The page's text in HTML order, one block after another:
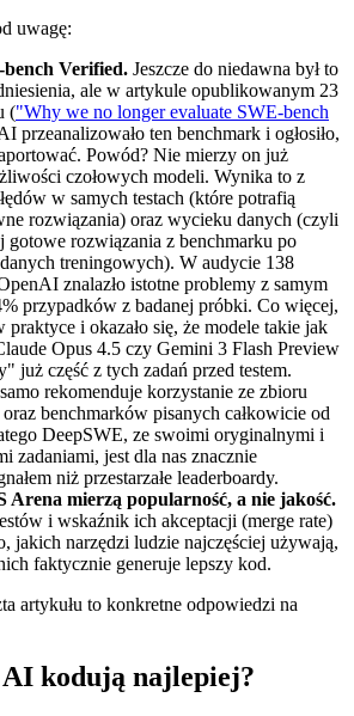
uwagę:
Verified. Jeszcze do niedawna był to
ale w artykule opublikowanym 23
("Why we no longer evaluate SWE-bench
przeanalizowało ten benchmark i ogłosiło,
Powód? Nie mierzy on już
czołowych modeli. Wynika to z
w samych testach (które potrafią
rozwiązania) oraz wycieku danych (czyli
gotowe rozwiązania z benchmarku po
treningowych). W audycie 138
znalazło istotne problemy z samym
przypadków z badanej próbki. Co więcej,
praktyce i okazało się, że modele takie jak
Opus 4.5 czy Gemini 3 Flash Preview
już część z tych zadań przed testem.
rekomenduje korzystanie ze zbioru
benchmarków pisanych całkowicie od
DeepSWE, ze swoimi oryginalnymi i
zadaniami, jest dla nas znacznie
niż przestarzałe leaderboardy.
Arena mierzą popularność, a nie jakość.
i wskaźnik ich akceptacji (merge rate)
jakich narzędzi ludzie najczęściej używają,
faktycznie generuje lepszy kod.
artykułu to konkretne odpowiedzi na
kodują najlepiej?